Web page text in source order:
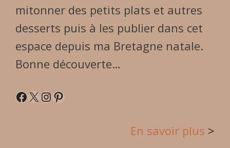
mitonner des petits plats et autres
desserts puis à les publier dans cet
espace depuis ma Bretagne natale.
Bonne découverte…
Facebook X InstagramPinterest
En savoir plus >